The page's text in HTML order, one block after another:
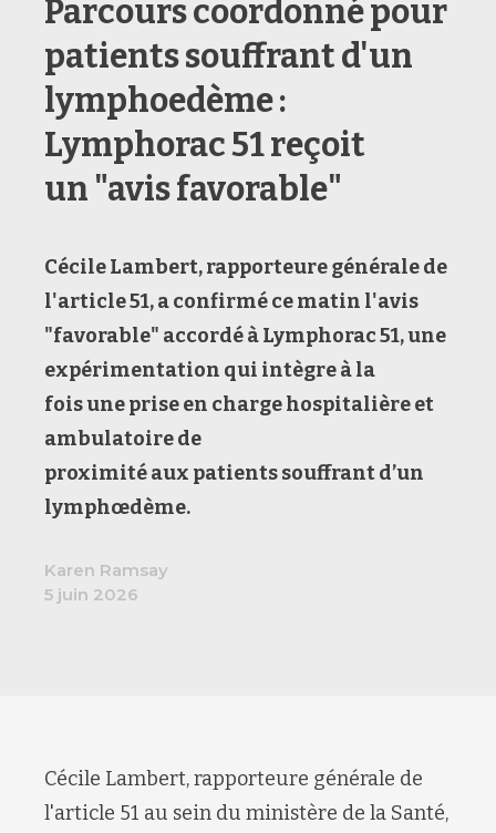
Parcours coordonné pour
patients souffrant d'un
lymphoedème :
Lymphorac 51 reçoit
un "avis favorable"
Cécile Lambert, rapporteure générale de
l'article 51,a confirmé ce matin l'avis
"favorable" accordé àLymphorac51, une
expérimentation qui intègreà la
foisune prise en charge hospitalière et
ambulatoire de
proximitéaux patientssouffrant d’un
lymphœdème.
Karen Ramsay
5 juin 2026
Cécile Lambert, rapporteure générale de
l'article 51 au sein du ministère de la Santé,